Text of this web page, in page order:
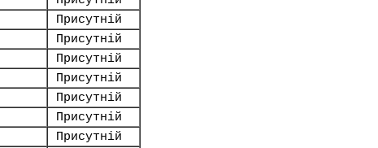
Присутній
Присутній
Присутній
Присутній
Присутній
Присутній
Присутній